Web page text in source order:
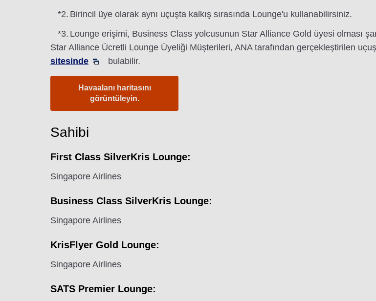
*2. Birincil üye olarak aynı uçuşta kalkış sırasında Lounge'u kullanabilirsiniz.
*3. Lounge erişimi, Business Class yolcusunun Star Alliance Gold üyesi olması
Star Alliance Ücretli Lounge Üyeliği Müşterileri, ANA tarafından gerçekleştirilen
sitesinde
bulabilir.
Havaalanı haritasını
görüntüleyin.
Sahibi
First Class SilverKris Lounge:
Singapore Airlines
Business Class SilverKris Lounge:
Singapore Airlines
KrisFlyer Gold Lounge:
Singapore Airlines
SATS Premier Lounge: